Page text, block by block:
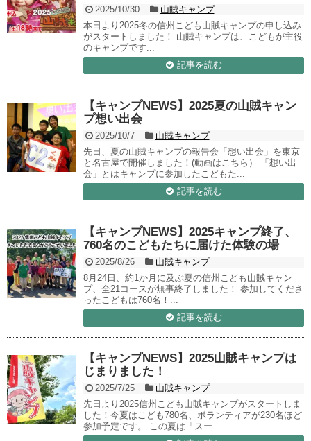
2025/10/30
山賊キャンプ
本日より2025冬の信州こども山賊キャンプの申し込み
がスタートしました！ 山賊キャンプは、こどもが主役
のキャンプです...
記事を読む
【キャンプNEWS】2025夏の山賊キャン
プ想い出会
2025/10/7
山賊キャンプ
先日、夏の山賊キャンプの報告会「想い出会」を東京
と名古屋で開催しました！(動画はこちら） 「想い出
会」とはキャンプに参加したこどもた...
記事を読む
【キャンプNEWS】2025キャンプ終了、
760名のこどもたちに届けた体験の場
2025/8/26
山賊キャンプ
8月24日、約1か月に及ぶ夏の信州こども山賊キャン
プ、全21コースが無事終了しました！ 参加してくださ
ったこどもは760名！...
記事を読む
【キャンプNEWS】2025山賊キャンプは
じまりました！
2025/7/25
山賊キャンプ
先日より2025信州こども山賊キャンプがスタートしま
した！今夏はこども780名、ボランティアが230名ほど
参加予定です。 この夏は「スー...